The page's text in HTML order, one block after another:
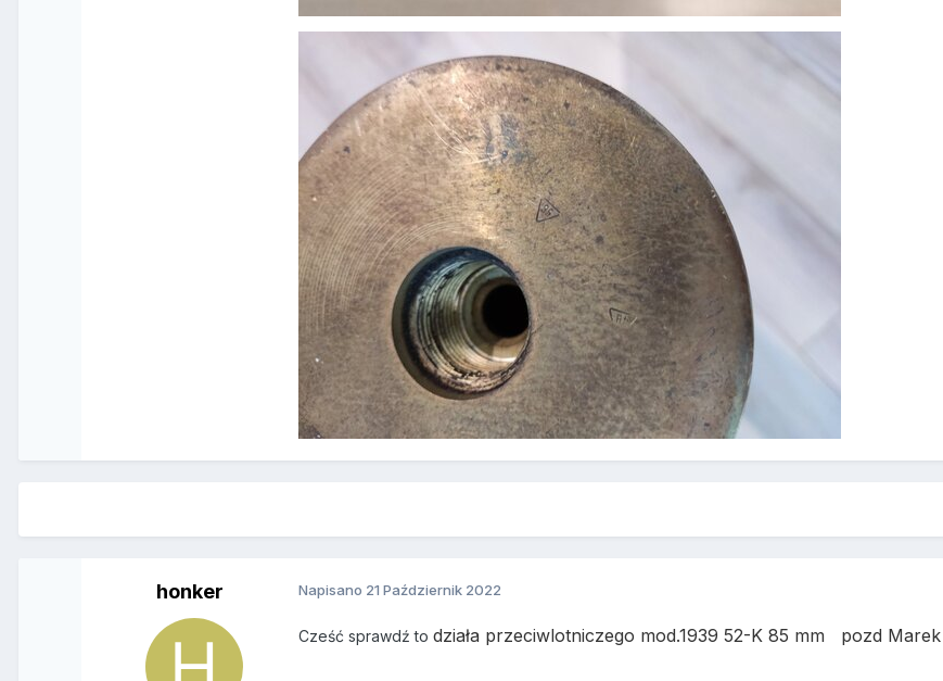
honker Napisano 21 Październik 2022
Cześć sprawdź todziała przeciwlotniczego mod.1939 52-K 85 mm pozd Marek